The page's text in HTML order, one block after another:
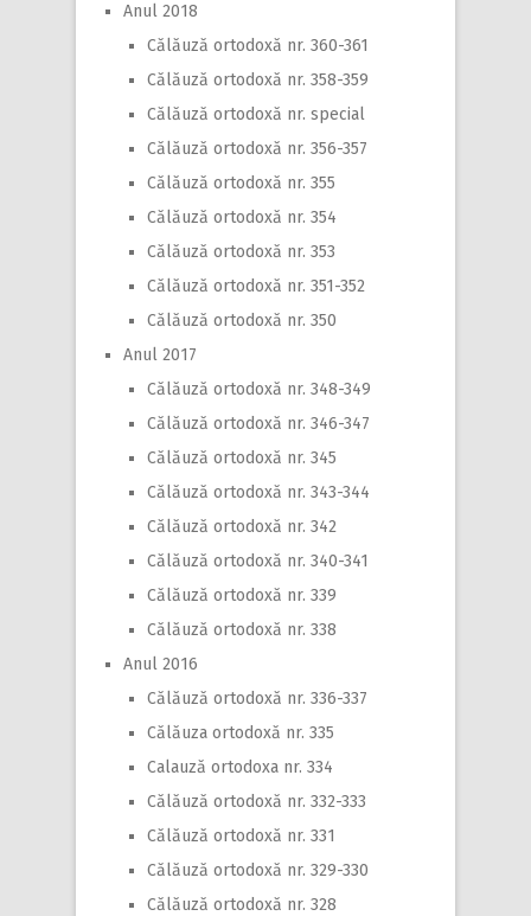
Anul 2018
Călăuză ortodoxă nr. 360-361
Călăuză ortodoxă nr. 358-359
Călăuză ortodoxă nr. special
Călăuză ortodoxă nr. 356-357
Călăuză ortodoxă nr. 355
Călăuză ortodoxă nr. 354
Călăuză ortodoxă nr. 353
Călăuză ortodoxă nr. 351-352
Călăuză ortodoxă nr. 350
Anul 2017
Călăuză ortodoxă nr. 348-349
Călăuză ortodoxă nr. 346-347
Călăuză ortodoxă nr. 345
Călăuză ortodoxă nr. 343-344
Călăuză ortodoxă nr. 342
Călăuză ortodoxă nr. 340-341
Călăuză ortodoxă nr. 339
Călăuză ortodoxă nr. 338
Anul 2016
Călăuză ortodoxă nr. 336-337
Călăuza ortodoxă nr. 335
Calauză ortodoxa nr. 334
Călăuză ortodoxă nr. 332-333
Călăuză ortodoxă nr. 331
Călăuză ortodoxă nr. 329-330
Călăuză ortodoxă nr. 328